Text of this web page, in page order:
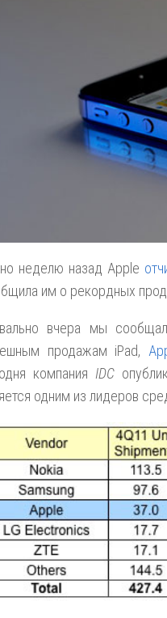
неделю назад Apple
им о рекордных
вчера мы
продажам iPad,
компанияIDC
одним из лидеров